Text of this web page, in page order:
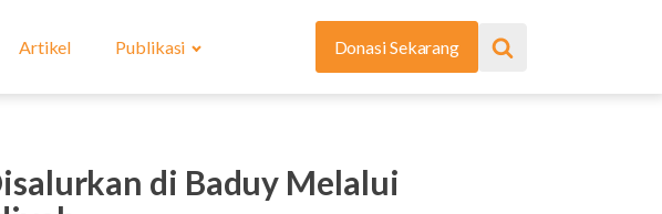
Artikel Publikasi Donasi Sekarang
di Baduy Melalui